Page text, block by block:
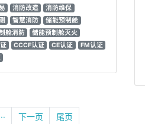
消防改造
消防维保
智慧消防
储能预制舱
舱消防
储能预制舱灭火
CCCF认证 CE认证
FM认证
下一页 尾页